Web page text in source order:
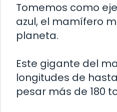
Tomemos como
azul, el mamífero
planeta.
Este gigante del
longitudes de
pesar más de 180